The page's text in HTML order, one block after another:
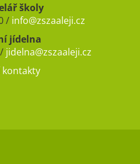
školy
/ info@zszaaleji.cz
jídelna
jidelna@zszaaleji.cz
kontakty